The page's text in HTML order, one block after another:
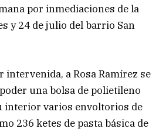
por inmediaciones de la
y 24 de julio del barrio San
intervenida, a Rosa Ramírez se
una bolsa de polietileno
interior varios envoltorios de
236 ketes de pasta básica de